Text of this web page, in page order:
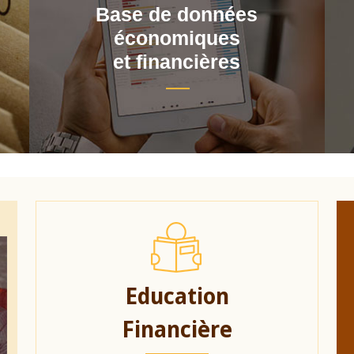
Base de données
économiques
et financières
Education
Financière